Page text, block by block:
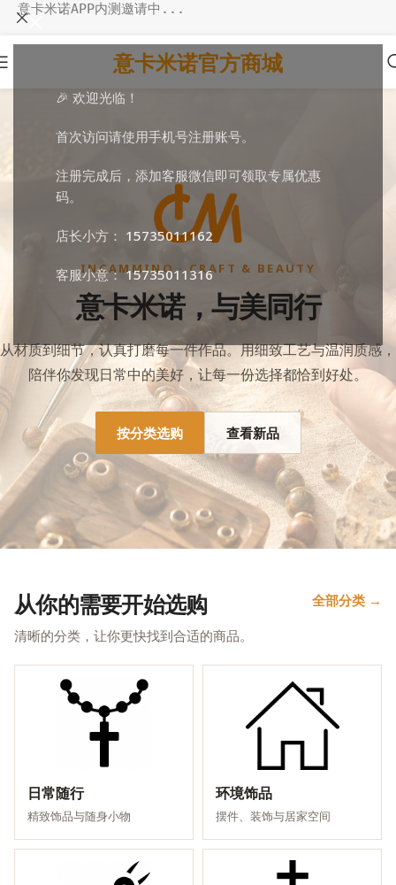
🎉 欢迎光临！
首次访问请使用手机号注册账号。
注册完成后，添加客服微信即可领取专属优惠
码。
店长小方： 15735011162
客服小意：15735011316
意卡米诺APP内测邀请中...
意卡米诺官方商城
INCAMMINO · CRAFT & BEAUTY
意卡米诺，与美同行
从材质到细节，认真打磨每一件作品。用细致工艺与温润质感，
陪伴你发现日常中的美好，让每一份选择都恰到好处。
按分类选购 查看新品
从你的需要开始选购
清晰的分类，让你更快找到合适的商品。
全部分类 →
日常随行
精致饰品与随身小物
环境饰品
摆件、装饰与居家空间